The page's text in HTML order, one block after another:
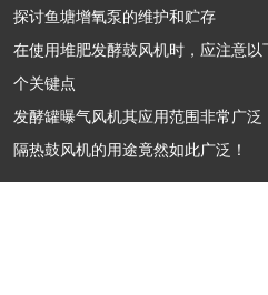
探讨鱼塘增氧泵的维护和贮存
在使用堆肥发酵鼓风机时，应注意以
个关键点
发酵罐曝气风机其应用范围非常广泛
隔热鼓风机的用途竟然如此广泛！